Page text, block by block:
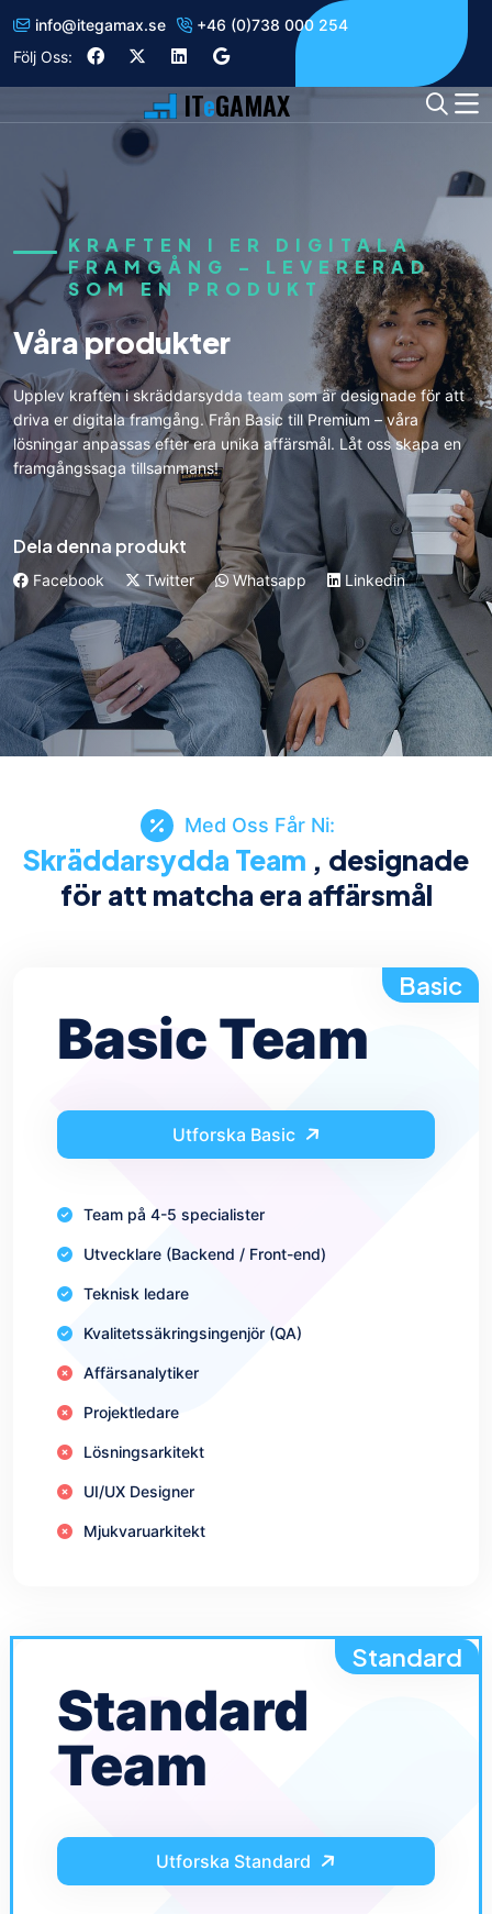
info@itegamax.se
+46 (0)738 000 254
Följ Oss:
ITeGAMAX
KRAFTEN I ER DIGITALA
FRAMGÅNG – LEVERERAD
SOM EN PRODUKT
Våra produkter
Upplev kraften i skräddarsydda team som är designade för att
driva er digitala framgång. Från Basic till Premium – våra
lösningar anpassas efter era unika affärsmål. Låt oss skapa en
framgångssaga tillsammans!
Dela denna produkt
Facebook Twitter Whatsapp Linkedin
Med Oss Får Ni:
Skräddarsydda Team , designade
för att matcha era affärsmål
Basic
Basic Team
Utforska Basic
Team på 4-5 specialister
Utvecklare (Backend / Front-end)
Teknisk ledare
Kvalitetssäkringsingenjör (QA)
Affärsanalytiker
Projektledare
Lösningsarkitekt
UI/UX Designer
Mjukvaruarkitekt
Standard
Standard
Team
Utforska Standard